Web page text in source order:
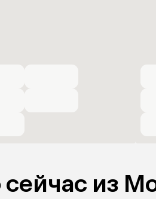
из